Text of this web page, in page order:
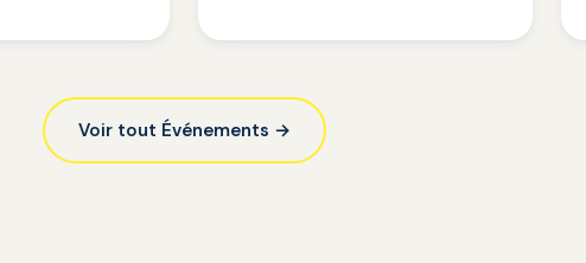
Voir tout Événements →